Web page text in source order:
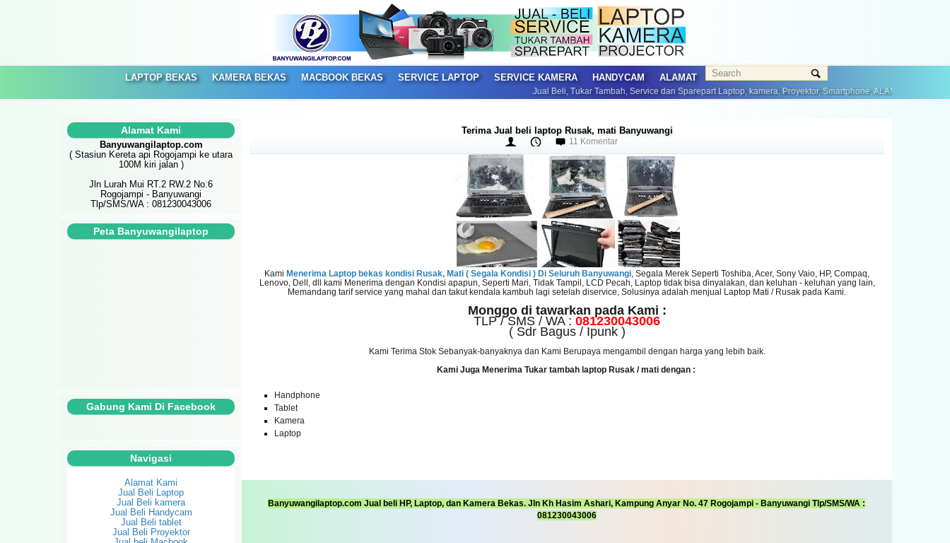
LAPTOP BEKAS KAMERA BEKAS MACBOOK BEKAS SERVICE LAPTOP SERVICE KAMERA HANDYCAM ALAMAT
Jual Beli, Tukar Tambah, Service dan Sparepart Laptop, kamera, Proyektor, Smartphone, ALAMAT :Jln Lurah Mui RT.1
Terima Jual beli laptop Rusak, mati Banyuwangi
11 Komentar
Kami Menerima Laptop bekas kondisi Rusak, Mati ( Segala Kondisi ) Di Seluruh Banyuwangi, Segala Merek Seperti Toshiba, Acer, Sony Vaio, HP, Compaq,
Lenovo, Dell, dll kami Menerima dengan Kondisi apapun, Seperti Mari, Tidak Tampil, LCD Pecah, Laptop tidak bisa dinyalakan, dan keluhan - keluhan yang lain,
Memandang tarif service yang mahal dan takut kendala kambuh lagi setelah diservice, Solusinya adalah menjual Laptop Mati / Rusak pada Kami.
Monggo di tawarkan pada Kami :
TLP / SMS / WA : 081230043006
( Sdr Bagus / Ipunk )
Kami Terima Stok Sebanyak-banyaknya dan Kami Berupaya mengambil dengan harga yang lebih baik.
Kami Juga Menerima Tukar tambah laptop Rusak / mati dengan :
Handphone
Tablet
Kamera
Laptop
Banyuwangilaptop.com Jual beli HP, Laptop, dan Kamera Bekas. Jln Kh Hasim Ashari, Kampung Anyar No. 47 Rogojampi - Banyuwangi Tlp/SMS/WA :
081230043006
Alamat Kami
Banyuwangilaptop.com
( Stasiun Kereta api Rogojampi ke utara
100M kiri jalan )
Jln Lurah Mui RT.2 RW.2 No.6
Rogojampi - Banyuwangi
Tlp/SMS/WA : 081230043006
Peta Banyuwangilaptop
Gabung Kami Di Facebook
Navigasi
Alamat Kami
Jual Beli Laptop
Jual Beli kamera
Jual Beli Handycam
Jual Beli tablet
Jual Beli Proyektor